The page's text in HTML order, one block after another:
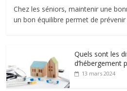
Chez les séniors, maintenir une
un bon équilibre permet de prévenir
Quels sont les
d’hébergement
13 mars 2024